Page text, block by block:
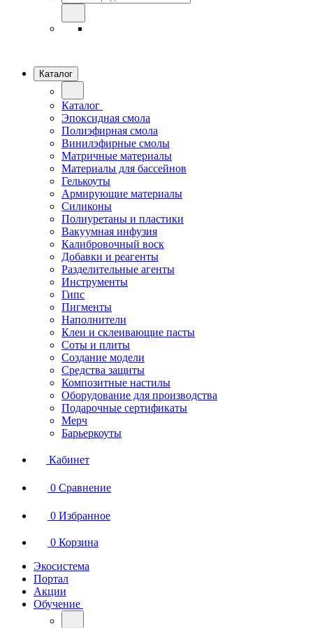
Каталог
Каталог
Эпоксидная смола
Полиэфирная смола
Винилэфирные смолы
Матричные материалы
Материалы для бассейнов
Гелькоуты
Армирующие материалы
Силиконы
Полиуретаны и пластики
Вакуумная инфузия
Калибровочный воск
Добавки и реагенты
Разделительные агенты
Инструменты
Гипс
Пигменты
Наполнители
Клеи и склеивающие пасты
Соты и плиты
Создание модели
Средства защиты
Композитные настилы
Оборудование для производства
Подарочные сертификаты
Мерч
Барьеркоуты
Кабинет
0 Сравнение
0 Избранное
0 Корзина
Экосистема
Портал
Акции
Обучение